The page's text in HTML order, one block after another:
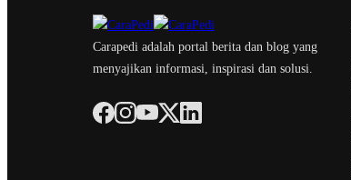
Carapedi adalah portal berita dan blog yang
menyajikan informasi, inspirasi dan solusi.